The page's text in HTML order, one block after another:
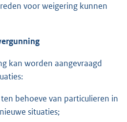
voor weigering kunnen
kan worden aangevraagd
behoeve van particulieren in
situaties;